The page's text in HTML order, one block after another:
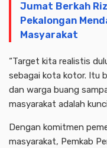
Jumat Berkah
Pekalongan
Masyarakat
“Target kita realistis
sebagai kota kotor. Itu
dan warga buang
masyarakat adalah
Dengan komitmen
masyarakat, Pemkab